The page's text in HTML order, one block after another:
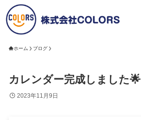
ホーム ブログ
カレンダー完成しました🌟
2023年11月9日